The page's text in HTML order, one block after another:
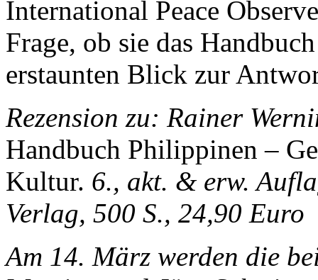
International Peace
Frage, ob sie das
erstaunten Blick zur
Rezension zu: Rainer
Handbuch Philippinen –
Kultur. 6., akt. & erw.
Verlag, 500 S., 24,90 Euro
Am 14. März werden die